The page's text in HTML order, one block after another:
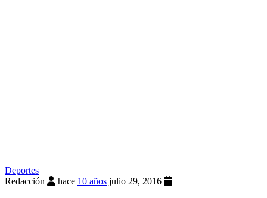
Deportes
Redacción
hace 10 años julio 29, 2016